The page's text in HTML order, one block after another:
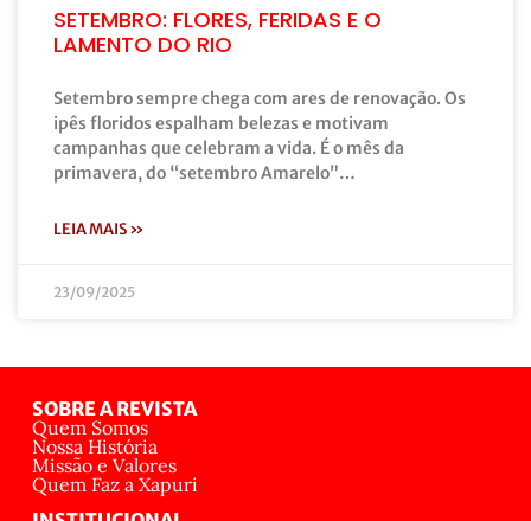
SETEMBRO: FLORES, FERIDAS E O
LAMENTO DO RIO
Setembro sempre chega com ares de renovação. Os
ipês floridos espalham belezas e motivam
campanhas que celebram a vida. É o mês da
primavera, do “setembro Amarelo”…
LEIA MAIS »
23/09/2025
SOBRE A REVISTA
Quem Somos
Nossa História
Missão e Valores
Quem Faz a Xapuri